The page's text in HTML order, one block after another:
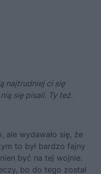
najtrudniej ci się
się pisali. Ty też.
ale wydawało się, że
to był bardzo fajny
być na tej wojnie.
bo do tego został